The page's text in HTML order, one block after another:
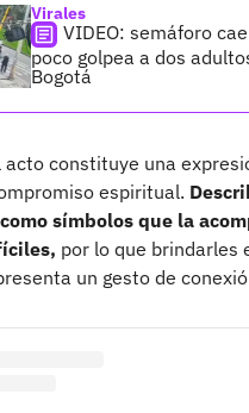
Virales
VIDEO: semáforo
poco golpea a dos
Bogotá
acto constituye una
espiritual.
símbolos que la
por lo que brindarles
un gesto de